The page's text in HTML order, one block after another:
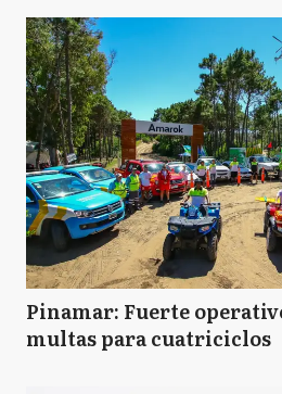
Pinamar: Fuerte
multas para cuatriciclos